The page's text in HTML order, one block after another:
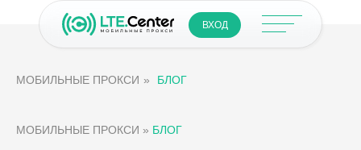
ВХОД
МОБИЛЬНЫЕ ПРОКСИ » БЛОГ
МОБИЛЬНЫЕ ПРОКСИ » БЛОГ